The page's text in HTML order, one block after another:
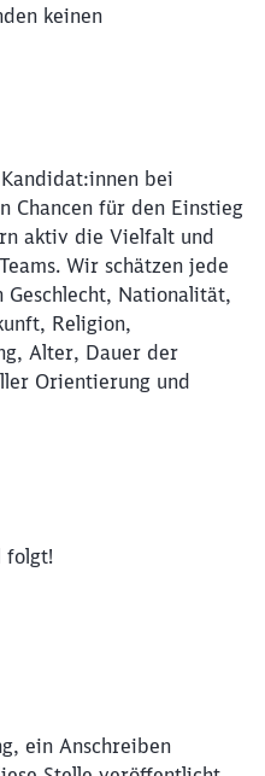
keinen
bei
Chancen für den Einstieg
aktiv die Vielfalt und
Wir schätzen jede
Geschlecht, Nationalität,
Religion,
Alter, Dauer der
Orientierung und
folgt!
ein Anschreiben